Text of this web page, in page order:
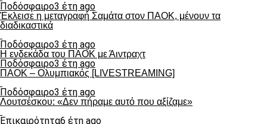
Ποδόσφαιρο3 έτη ago
Έκλεισε η μεταγραφή Σαμάτα στον ΠΑΟΚ, μένουν τα
διαδικαστικά
Ποδόσφαιρο3 έτη ago
Η ενδεκάδα του ΠΑΟΚ με Άιντραχτ
Ποδόσφαιρο3 έτη ago
ΠΑΟΚ – Ολυμπιακός [LIVESTREAMING]
Ποδόσφαιρο3 έτη ago
Λουτσέσκου: «Δεν πήραμε αυτό που αξίζαμε»
Επικαιρότητα6 έτη ago